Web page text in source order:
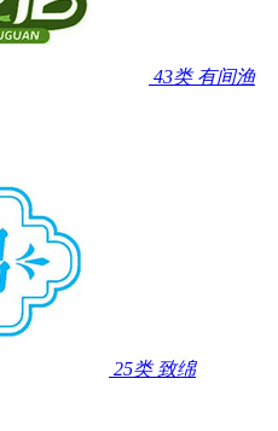
43类 有间渔
25类 致绵